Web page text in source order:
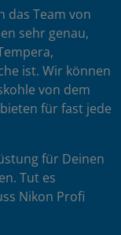
das Team von
sehr genau,
ist. Wir können
von dem
für fast jede
für Deinen
Tut es
Nikon Profi